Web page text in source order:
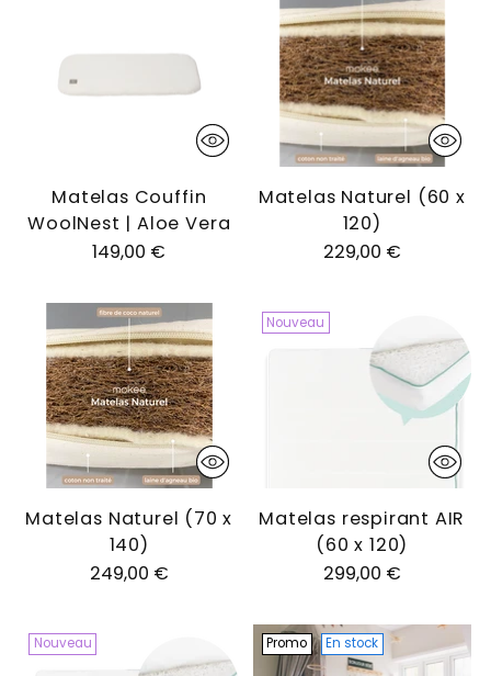
Matelas Couffin
WoolNest | Aloe Vera
149,00 €
Matelas Naturel (60 x
120)
229,00 €
Matelas Naturel (70 x
140)
249,00 €
Nouveau
Matelas respirant AIR
(60 x 120)
299,00 €
Nouveau Promo En stock